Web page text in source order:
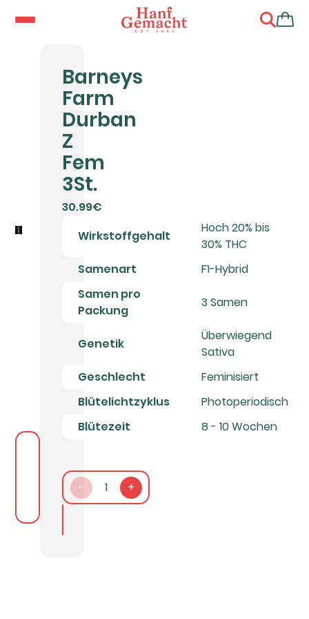
Barneys
Farm
Durban
Z
Fem
3St.
30.99€
Wirkstoffgehalt
Hoch 20% bis
30% THC
Samenart
F1-Hybrid
Samen pro
Packung
3 Samen
Genetik
Überwiegend
Sativa
Geschlecht
Feminisiert
Blütelichtzyklus
Photoperiodisch
Blütezeit
8 - 10 Wochen
- 1 +